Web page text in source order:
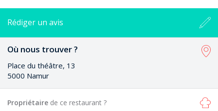
Rédiger un avis
Où nous trouver ?
Place du théâtre, 13
5000 Namur
Propriétaire de ce restaurant ?